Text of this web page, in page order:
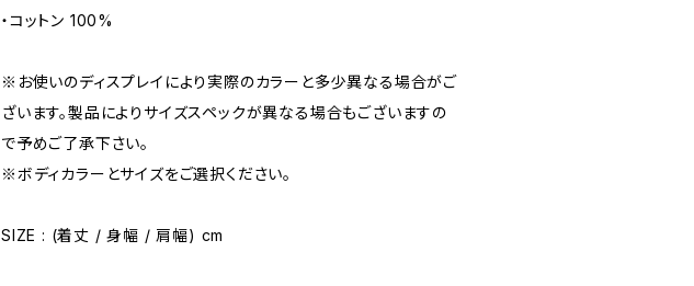
・コットン 100%
※お使いのディスプレイにより実際のカラーと多少異なる場合がご
ざいます。製品によりサイズスペックが異なる場合もございますの
で予めご了承下さい。
※ボディカラーとサイズをご選択ください。
SIZE : (着丈 / 身幅 / 肩幅) cm